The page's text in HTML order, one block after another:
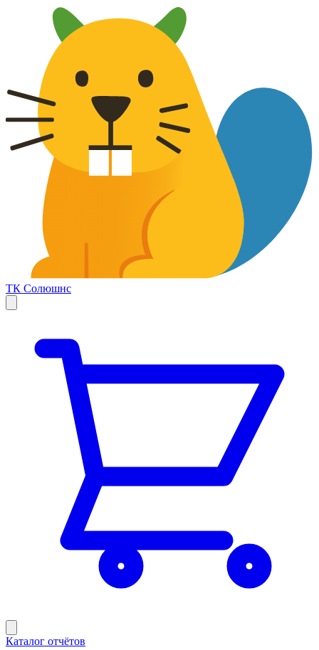
ТК Солюшнс
Каталог отчётов